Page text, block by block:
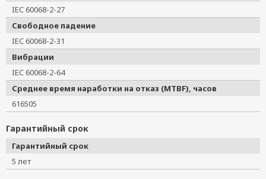
IEC 60068-2-27
Свободное падение
IEC 60068-2-31
Вибрации
IEC 60068-2-64
Среднее время наработки на отказ (MTBF), часов
616505
Гарантийный срок
Гарантийный срок
5 лет